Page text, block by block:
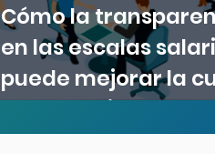
Cómo la
en las escalas
puede mejorar la
empresarial